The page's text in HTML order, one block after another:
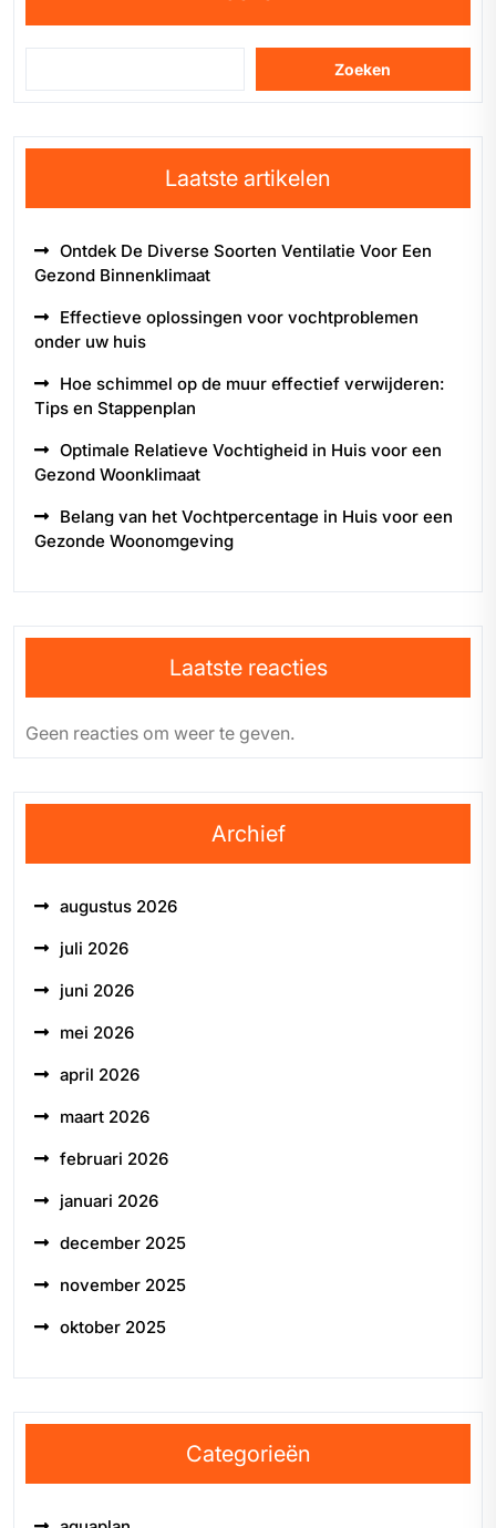
Zoeken
Laatste artikelen
Ontdek De Diverse Soorten Ventilatie Voor Een
Gezond Binnenklimaat
Effectieve oplossingen voor vochtproblemen
onder uw huis
Hoe schimmel op de muur effectief verwijderen:
Tips en Stappenplan
Optimale Relatieve Vochtigheid in Huis voor een
Gezond Woonklimaat
Belang van het Vochtpercentage in Huis voor een
Gezonde Woonomgeving
Laatste reacties
Geen reacties om weer te geven.
Archief
augustus 2026
juli 2026
juni 2026
mei 2026
april 2026
maart 2026
februari 2026
januari 2026
december 2025
november 2025
oktober 2025
Categorieën